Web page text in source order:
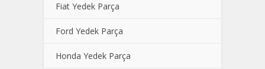
Fiat Yedek Parça
Ford Yedek Parça
Honda Yedek Parça